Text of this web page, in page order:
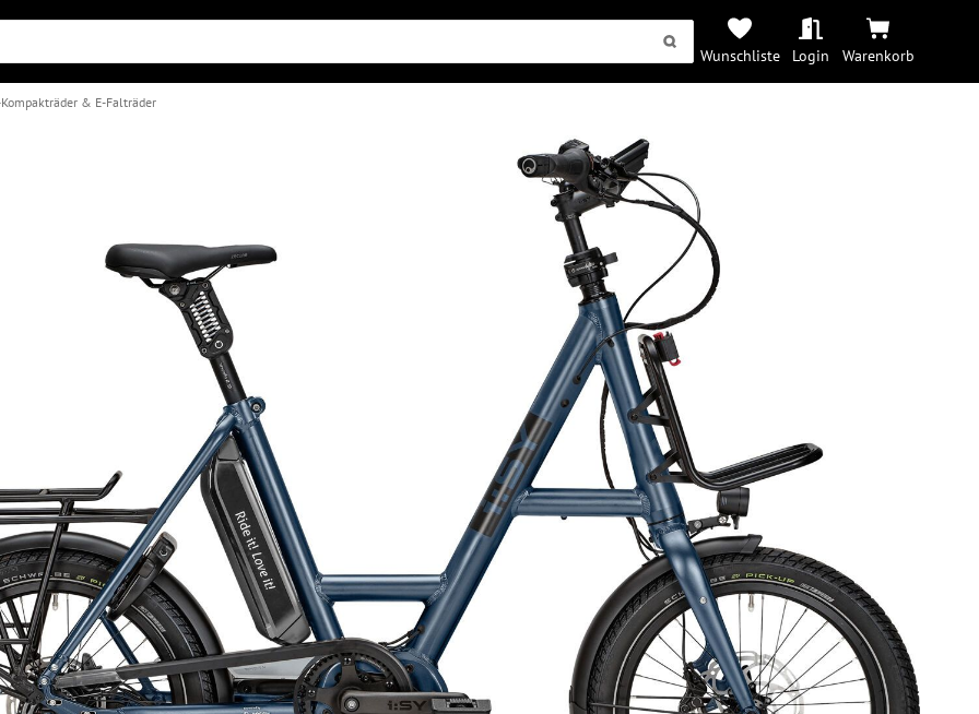
Wunschliste Login Warenkorb
Kompakträder & E-Falträder